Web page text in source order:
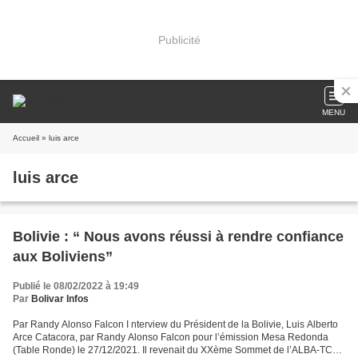
Publicité
MENU
Accueil » luis arce
luis arce
Bolivie : “ Nous avons réussi à rendre confiance
aux Boliviens”
Publié le 08/02/2022 à 19:49
Par Bolivar Infos
Par Randy Alonso Falcon I nterview du Président de la Bolivie, Luis Alberto
Arce Catacora, par Randy Alonso Falcon pour l’émission Mesa Redonda
(Table Ronde) le 27/12/2021. Il revenait du XXème Sommet de l’ALBA-TCP